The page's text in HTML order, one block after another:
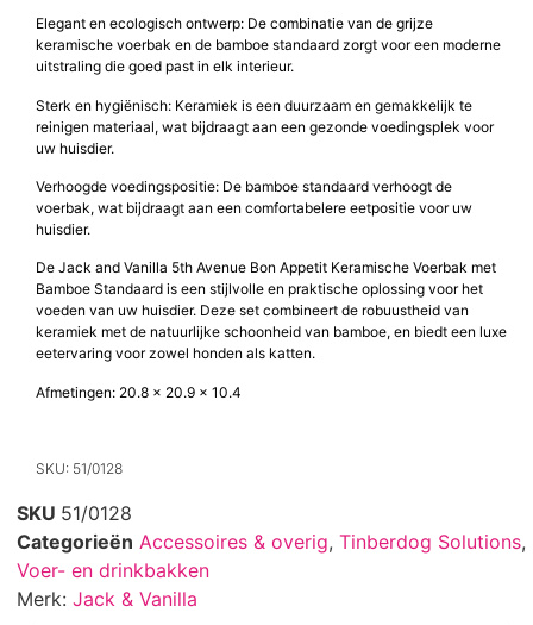
Elegant en ecologisch ontwerp: De combinatie van de grijze
keramische voerbak en de bamboe standaard zorgt voor een moderne
uitstraling die goed past in elk interieur.
Sterk en hygiënisch: Keramiek is een duurzaam en gemakkelijk te
reinigen materiaal, wat bijdraagt aan een gezonde voedingsplek voor
uw huisdier.
Verhoogde voedingspositie: De bamboe standaard verhoogt de
voerbak, wat bijdraagt aan een comfortabelere eetpositie voor uw
huisdier.
De Jack and Vanilla 5th Avenue Bon Appetit Keramische Voerbak met
Bamboe Standaard is een stijlvolle en praktische oplossing voor het
voeden van uw huisdier. Deze set combineert de robuustheid van
keramiek met de natuurlijke schoonheid van bamboe, en biedt een luxe
eetervaring voor zowel honden als katten.
Afmetingen: 20.8 x 20.9 x 10.4
SKU: 51/0128
SKU 51/0128
Categorieën Accessoires & overig, Tinberdog Solutions,
Voer- en drinkbakken
Merk: Jack & Vanilla